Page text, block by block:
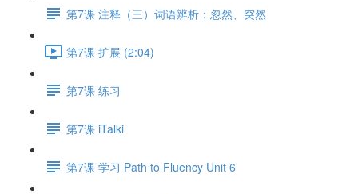
第7课 注释（三）词语辨析：忽然、突然
第7课 扩展 (2:04)
第7课 练习
第7课 iTalki
第7课 学习 Path to Fluency Unit 6